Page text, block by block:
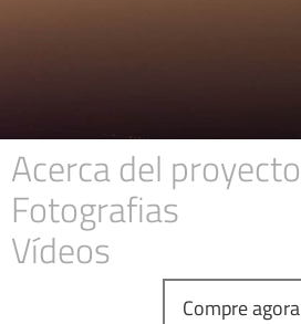
Acerca del proyecto
Fotografias
Vídeos
Compre agora